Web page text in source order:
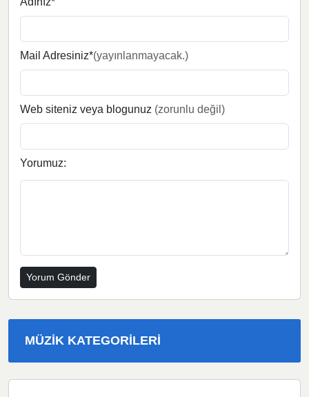
Mail Adresiniz*(yayınlanmayacak.)
Web siteniz veya blogunuz (zorunlu değil)
Yorumuz:
MÜZIK KATEGORILERI